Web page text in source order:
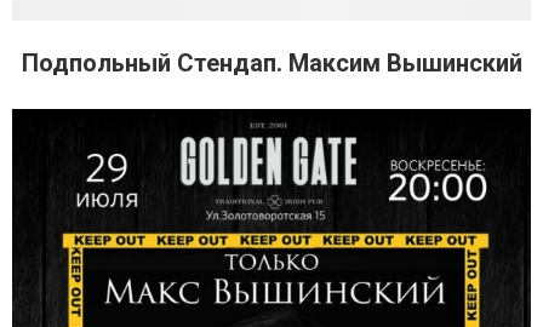
Подпольный Стендап. Максим Вышинский